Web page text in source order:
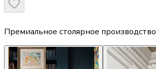
Премиальное столярное производство